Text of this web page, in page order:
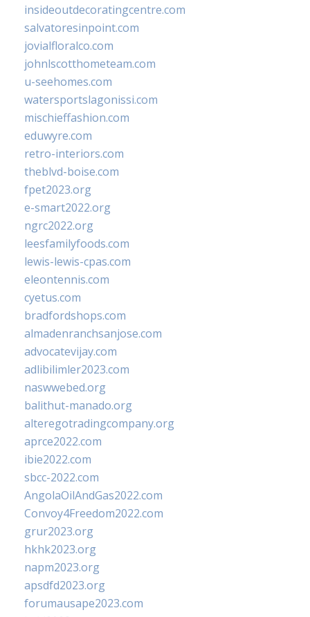
insideoutdecoratingcentre.com
salvatoresinpoint.com
jovialfloralco.com
johnlscotthometeam.com
u-seehomes.com
watersportslagonissi.com
mischieffashion.com
eduwyre.com
retro-interiors.com
theblvd-boise.com
fpet2023.org
e-smart2022.org
ngrc2022.org
leesfamilyfoods.com
lewis-lewis-cpas.com
eleontennis.com
cyetus.com
bradfordshops.com
almadenranchsanjose.com
advocatevijay.com
adlibilimler2023.com
naswwebed.org
balithut-manado.org
alteregotradingcompany.org
aprce2022.com
ibie2022.com
sbcc-2022.com
AngolaOilAndGas2022.com
Convoy4Freedom2022.com
grur2023.org
hkhk2023.org
napm2023.org
apsdfd2023.org
forumausape2023.com